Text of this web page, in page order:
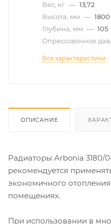
Вес, кг — 13,72
Высота, мм — 1800
Глубина, мм — 105
Опрессовочное
Все характеристики
ОПИСАНИЕ
Радиаторы Arbonia 3180/
рекомендуется
экономичного
помещениях.
При использовании в